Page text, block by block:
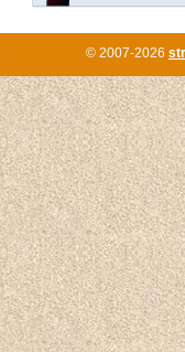
© 2007-2026